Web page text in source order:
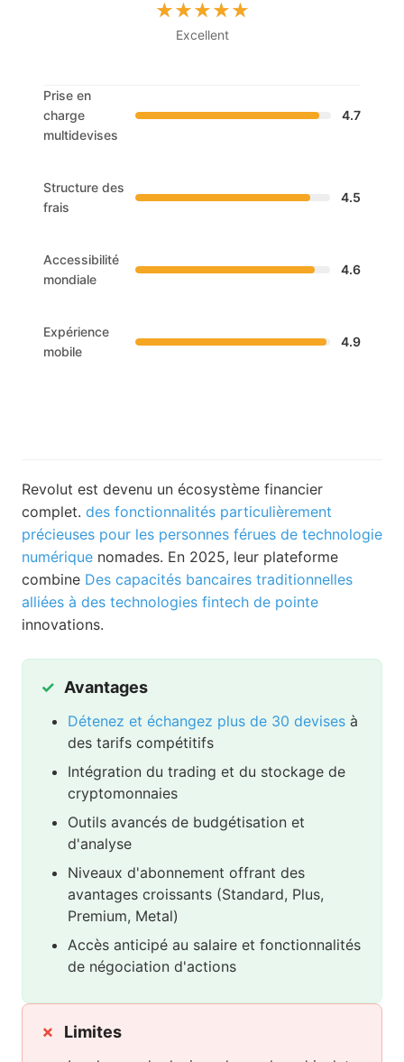
Excellent
Prise en
charge
multidevises
4.7
Structure des
frais
4.5
Accessibilité
mondiale
4.6
Expérience
mobile
4.9
Revolut est devenu un écosystème financier
complet. des fonctionnalités particulièrement
précieuses pour les personnes férues de technologie
numérique nomades. En 2025, leur plateforme
combine Des capacités bancaires traditionnelles
alliées à des technologies fintech de pointe
innovations.
Avantages
Détenez et échangez plus de 30 devises à
des tarifs compétitifs
Intégration du trading et du stockage de
cryptomonnaies
Outils avancés de budgétisation et
d'analyse
Niveaux d'abonnement offrant des
avantages croissants (Standard, Plus,
Premium, Metal)
Accès anticipé au salaire et fonctionnalités
de négociation d'actions
Limites